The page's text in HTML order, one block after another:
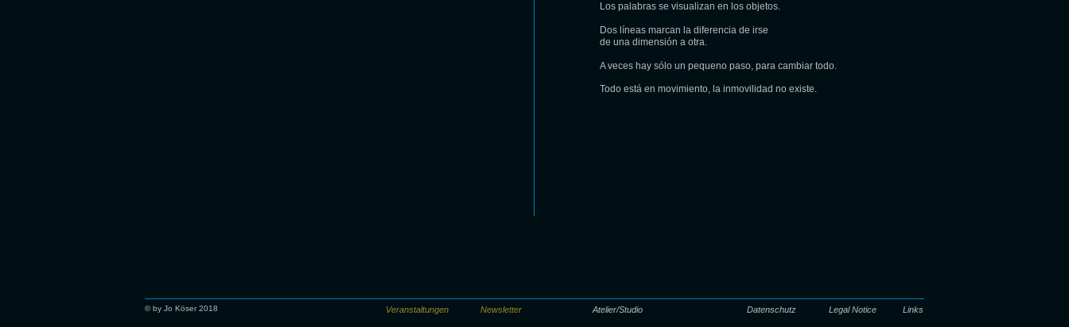
Los palabras se visualizan en los objetos.
Dos líneas marcan la diferencia de irse
de una dimensión a otra.
A veces hay sólo un pequeno paso, para cambiar todo.
Todo está en movimiento, la inmovilidad no existe.
© by Jo Köser 2018 Veranstaltungen Newsletter Atelier/Studio Datenschutz Legal Notice Links